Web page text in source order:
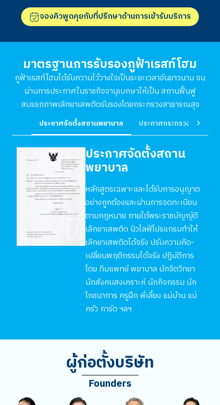
จองคิวพูดคุยกับที่ปรึกษาด้านการเข้ารับบริการ
มาตรฐานการรับรองภูฟ้าเรสท์โฮม
ภูฟ้าเรสท์โฮมได้รับความไว้วางใจเป็นระยะเวลาอันยาวนาน จน
ผ่านการประกาศในราชกิจจานุเบกษาให้เป็น สถานฟื้นฟู
สมรรถภาพเลิกยาเสพติดรับรองโดยกระทรวงสาธารณสุข
ประกาศจัดตั้งสถานพยาบาล ประกาศกระทรวงสาธารณ
ประกาศจัดตั้งสถาน
พยาบาล
หลักสูตรเฉพาะและได้รับการอนุญาต
อย่างถูกต้องและผ่านการจดทะเบียน
ตามกฎหมาย ภายใต้พระราชบัญญัติ
เลิกยาเสพติด นิวไลฟ์โปรแกรมทำให้
เลิกยาเสพติดได้จริง ปรับความคิด-
เปลี่ยนพฤติกรรมได้จริง ปฏิบัติการ
โดย ทีมแพทย์ พยาบาล นักจิตวิทยา
นักสังคมสงเคราะห์ นักกิจกรรม นัก
โภชนาการ ครูฝึก พี่เลี้ยง แม่บ้าน แม่
ครัว การ์ด ฯลฯ
ผู้ก่อตั้งบริษัท
Founders